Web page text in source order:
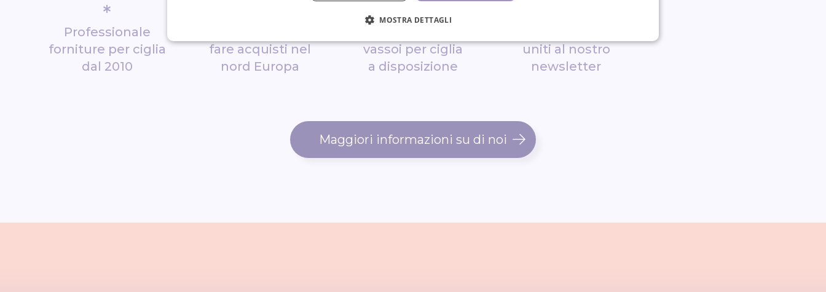
*
Professionale
forniture per ciglia
dal 2010
fare acquisti nel
nord Europa
*
vassoi per ciglia
a disposizione
uniti al nostro
newsletter
Maggiori informazioni su di noi
MOSTRA DETTAGLI